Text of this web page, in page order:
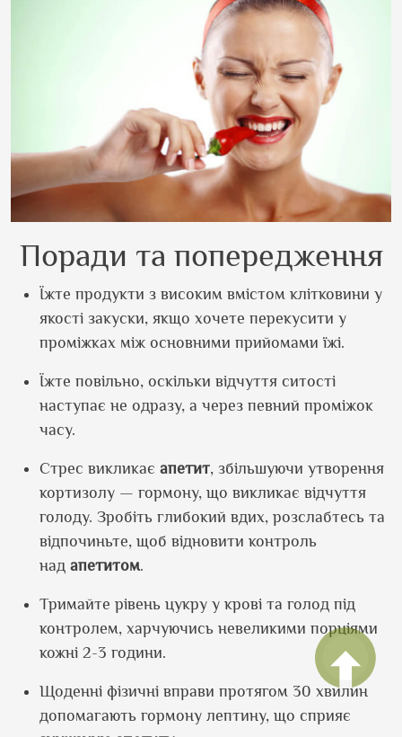
Поради та попередження
Їжте продукти з високим вмістом клітковини у
якості закуски, якщо хочете перекусити у
проміжках між основними прийомами їжі.
Їжте повільно, оскільки відчуття ситості
наступає не одразу, а через певний проміжок
часу.
Стрес викликає апетит, збільшуючи утворення
кортизолу — гормону, що викликає відчуття
голоду. Зробіть глибокий вдих, розслабтесь та
відпочиньте, щоб відновити контроль
над апетитом.
Тримайте рівень цукру у крові та голод під
контролем, харчуючись невеликими порціями
кожні 2-3 години.
Щоденні фізичні вправи протягом 30 хвилин
допомагають гормону лептину, що сприяє